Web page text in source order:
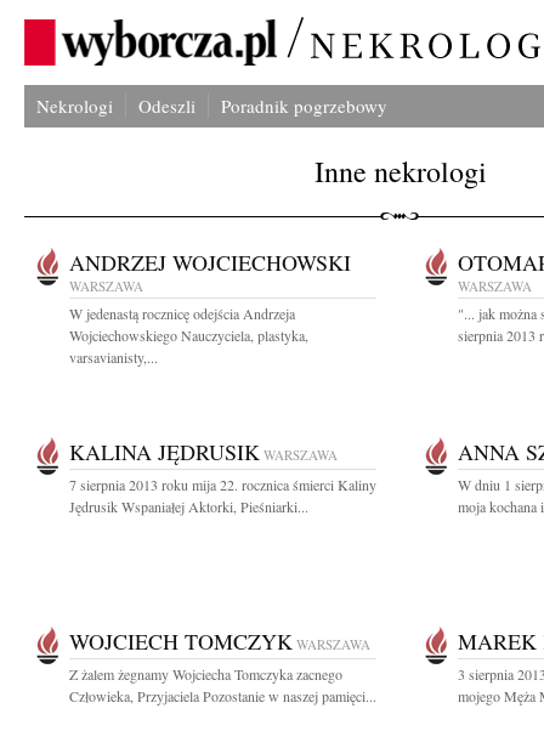
Nekrologi Odeszli Poradnik pogrzebowy
Inne nekrologi
ANDRZEJ WOJCIECHOWSKI
WARSZAWA
W jedenastą rocznicę odejścia Andrzeja
Wojciechowskiego Nauczyciela, plastyka,
varsavianisty,...
WARSZAWA
"... jak można
sierpnia 2013
KALINA JĘDRUSIK WARSZAWA
7 sierpnia 2013 roku mija 22. rocznica śmierci Kaliny
Jędrusik Wspaniałej Aktorki, Pieśniarki...
ANNA
W dniu 1
moja kochana
WOJCIECH TOMCZYK WARSZAWA
Z żalem żegnamy Wojciecha Tomczyka zacnego
Człowieka, Przyjaciela Pozostanie w naszej pamięci...
MAREK
3 sierpnia
mojego Męża